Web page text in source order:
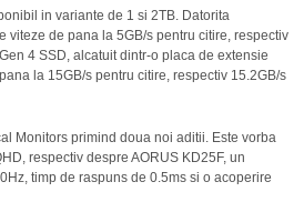
in variante de 1 si 2TB. Datorita
de pana la 5GB/s pentru citire, respectiv
4 SSD, alcatuit dintr-o placa de extensie
la 15GB/s pentru citire, respectiv 15.2GB/s
Monitors primind doua noi aditii. Este vorba
respectiv despre AORUS KD25F, un
timp de raspuns de 0.5ms si o acoperire